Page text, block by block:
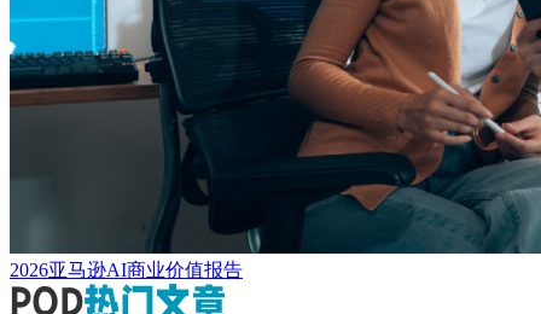
2026亚马逊AI商业价值报告